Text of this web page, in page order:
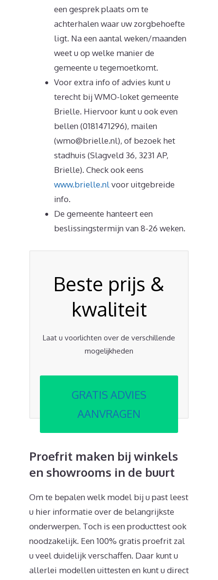
een gesprek plaats om te
achterhalen waar uw zorgbehoefte
ligt. Na een aantal weken/maanden
weet u op welke manier de
gemeente u tegemoetkomt.
Voor extra info of advies kunt u
terecht bij WMO-loket gemeente
Brielle. Hiervoor kunt u ook even
bellen (0181471296), mailen
(wmo@brielle.nl), of bezoek het
stadhuis (Slagveld 36, 3231 AP,
Brielle). Check ook eens
www.brielle.nlvoor uitgebreide
info.
De gemeente hanteert een
beslissingstermijn van 8-26 weken.
Beste prijs &
kwaliteit
Laat u voorlichten over de verschillende
mogelijkheden
GRATIS ADVIES
AANVRAGEN
Proefrit maken bij winkels
en showrooms in de buurt
Om te bepalen welk model bij u past leest
u hier informatie over de belangrijkste
onderwerpen. Toch is een producttest ook
noodzakelijk. Een 100% gratis proefrit zal
u veel duidelijk verschaffen. Daar kunt u
allerlei modellen uittesten en kunt u direct